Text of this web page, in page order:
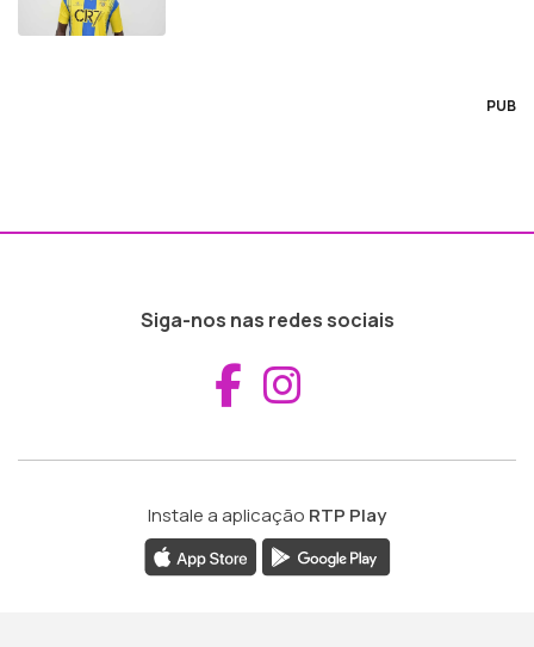
PUB
Siga-nos nas redes sociais
Aceder ao
Instale a aplicação RTP Play